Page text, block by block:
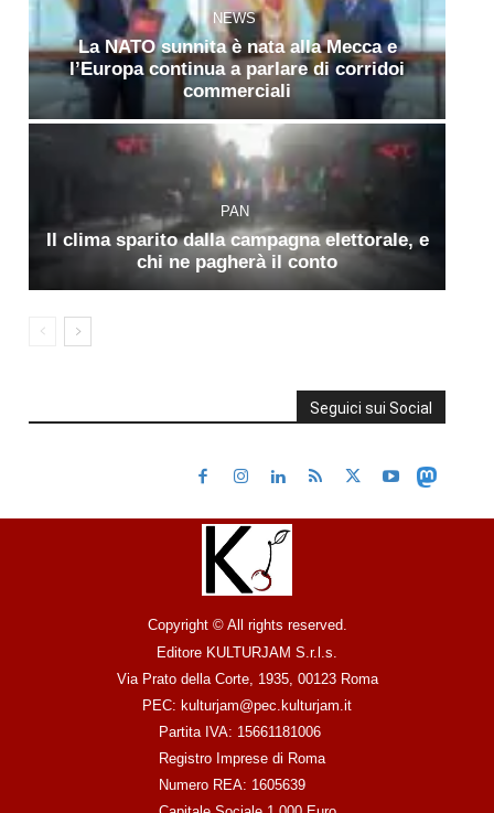
NEWS
La NATO sunnita è nata alla Mecca e
l’Europa continua a parlare di corridoi
commerciali
PAN
Il clima sparito dalla campagna elettorale, e
chi ne pagherà il conto
Seguici sui Social
Copyright © All rights reserved.
Editore KULTURJAM S.r.l.s.
Via Prato della Corte, 1935, 00123 Roma
PEC: kulturjam@pec.kulturjam.it
Partita IVA: 15661181006
Registro Imprese di Roma
Numero REA: 1605639